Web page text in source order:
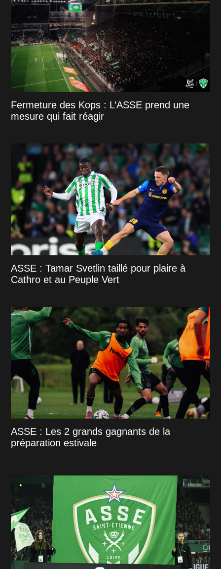
Fermeture des Kops : L’ASSE prend une
mesure qui fait réagir
ASSE : Tamar Svetlin taillé pour plaire à
Cathro et au Peuple Vert
ASSE : Les 2 grands gagnants de la
préparation estivale